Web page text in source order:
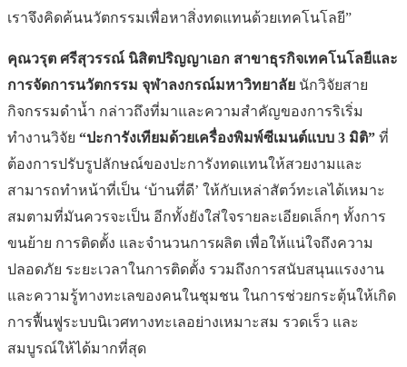
เราจึงคิดค้นนวัตกรรมเพื่อหาสิ่งทดแทนด้วยเทคโนโลยี”
คุณวรุต ศรีสุวรรณ์ นิสิตปริญญาเอก สาขาธุรกิจเทคโนโลยีและ
การจัดการนวัตกรรม จุฬาลงกรณ์มหาวิทยาลัย นักวิจัยสาย
กิจกรรมดำน้ำ กล่าวถึงที่มาและความสำคัญของการริเริ่ม
ทำงานวิจัย “ปะการังเทียมด้วยเครื่องพิมพ์ซีเมนต์แบบ 3 มิติ” ที่
ต้องการปรับรูปลักษณ์ของปะการังทดแทนให้สวยงามและ
สามารถทำหน้าที่เป็น ‘บ้านที่ดี’ ให้กับเหล่าสัตว์ทะเลได้เหมาะ
สมตามที่มันควรจะเป็น อีกทั้งยังใส่ใจรายละเอียดเล็กๆ ทั้งการ
ขนย้าย การติดตั้ง และจำนวนการผลิต เพื่อให้แน่ใจถึงความ
ปลอดภัย ระยะเวลาในการติดตั้ง รวมถึงการสนับสนุนแรงงาน
และความรู้ทางทะเลของคนในชุมชน ในการช่วยกระตุ้นให้เกิด
การฟื้นฟูระบบนิเวศทางทะเลอย่างเหมาะสม รวดเร็ว และ
สมบูรณ์ให้ได้มากที่สุด